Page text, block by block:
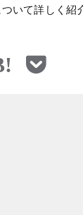
いて詳しく紹